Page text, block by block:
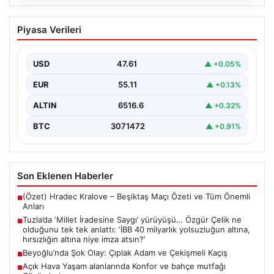
05.08.2026
Tuzla’da ‘Millet İradesine Saygı’
yürüyüşü… Özgür Çelik ne olduğunu tek
altına, hırsızlığın altına niye imza atsın?’
{ "title": "Tuzla'da 'Millet İradesine Saygı' Yürüyüşü ve
Özgür Çelik'ten Açıklamalar", "content": "Tuzla
ilçesinde…
Piyasa Verileri
USD 47.61 ▲ +0.05%
EUR 55.11 ▲ +0.13%
ALTIN 6516.6 ▲ +0.32%
BTC 3071472 ▲ +0.91%
Son Eklenen Haberler
■(Özet) Hradec Kralove – Beşiktaş Maçı Özeti ve Tüm Önemli
Anları
■Tuzla’da ‘Millet İradesine Saygı’ yürüyüşü… Özgür Çelik ne
olduğunu tek tek anlattı: ‘İBB 40 milyarlık yolsuzluğun altına,
hırsızlığın altına niye imza atsın?’
■Beyoğlu’nda Şok Olay: Çıplak Adam ve Çekişmeli Kaçış
■Açık Hava Yaşam alanlarında Konfor ve bahçe mutfağı